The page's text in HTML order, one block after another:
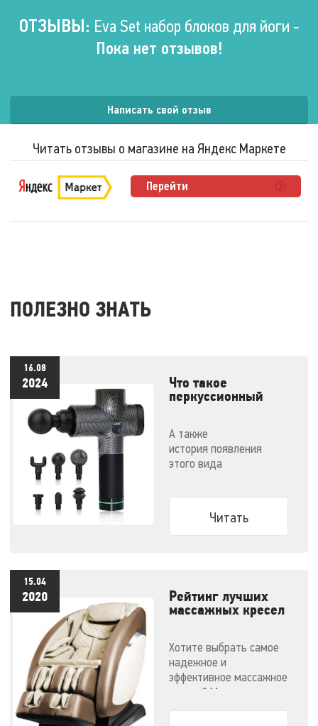
ОТЗЫВЫ: Eva Set набор блоков для йоги -
Пока нет отзывов!
Написать свой отзыв
Читать отзывы о магазине на Яндекс Маркете
Перейти
ПОЛЕЗНО ЗНАТЬ
16.08
2024
Что такое
перкуссионный
пользоваться
А также
история появления
этого вида
Читать
15.04
2020
Рейтинг лучших
массажных кресел
Хотите выбрать самое
надежное и
эффективное массажное
кресло? Мы